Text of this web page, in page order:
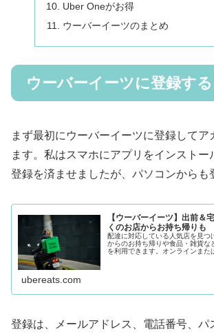
Uber Oneがお得
ウーバーイーツのまとめ
ウーバーイーツに登録する
まず最初にウーバーイーツに登録してア
ます。私はスマホにアプリをインストー
登録を済ませましたが、パソコンからも
【ウーバーイーツ】出前＆
くのお店からお持ち帰りも
配達に対応している人気店を見つ
からのお持ち帰りや食品・雑貨な
を利用できます。オンラインまた
ubereats.com
登録は、メールアドレス、電話番号、パ